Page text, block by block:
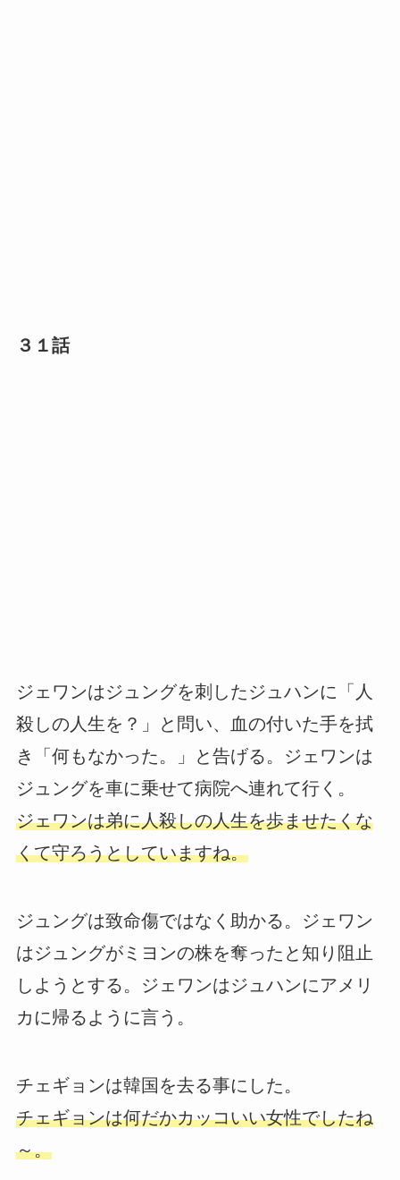
３１話
ジェワンはジュングを刺したジュハンに「人
殺しの人生を？」と問い、血の付いた手を拭
き「何もなかった。」と告げる。ジェワンは
ジュングを車に乗せて病院へ連れて行く。
ジェワンは弟に人殺しの人生を歩ませたくな
くて守ろうとしていますね。
ジュングは致命傷ではなく助かる。ジェワン
はジュングがミヨンの株を奪ったと知り阻止
しようとする。ジェワンはジュハンにアメリ
カに帰るように言う。
チェギョンは韓国を去る事にした。
チェギョンは何だかカッコいい女性でしたね
～。